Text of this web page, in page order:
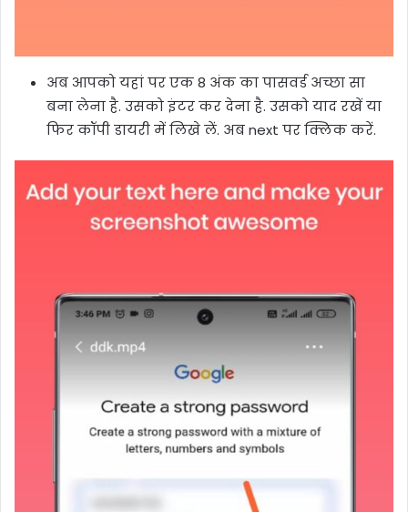
अब आपको यहां पर एक 8 अंक का पासवर्ड अच्छा सा
बना लेना है. उसको इंटर कर देना है. उसको याद रखें या
फिर कॉपी डायरी में लिखे लें. अब next पर क्लिक करें.